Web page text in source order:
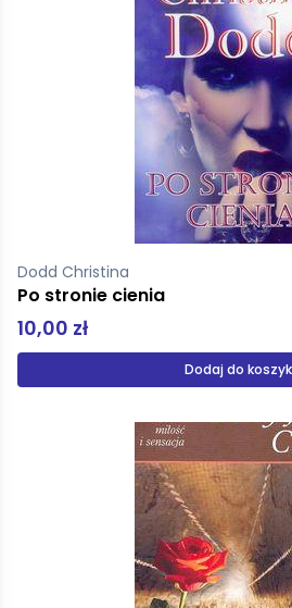
Dodd Christina
Po stronie cienia
10,00 zł
Dodaj do